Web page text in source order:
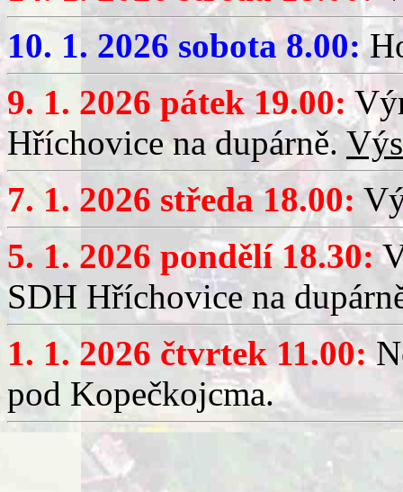
10. 1. 2026 sobota 8.00:
9. 1. 2026 pátek 19.00:
Hříchovice na dupárně.
7. 1. 2026 středa 18.00:
5. 1. 2026 pondělí 18.30:
SDH Hříchovice na
1. 1. 2026 čtvrtek 11.00:
pod Kopečkojcma.